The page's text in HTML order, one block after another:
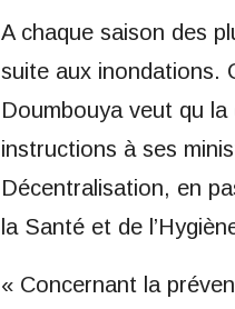
A chaque saison des
suite aux inondations.
Doumbouya veut qu la
instructions à ses
Décentralisation, en
la Santé et de
« Concernant la